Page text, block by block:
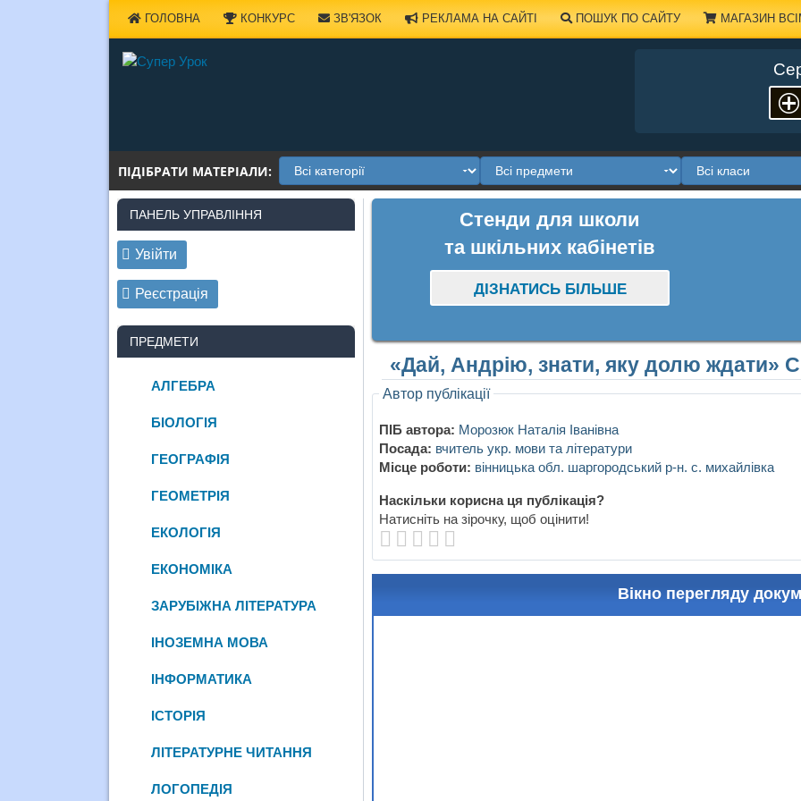
ГОЛОВНА КОНКУРС ЗВ'ЯЗОК РЕКЛАМА НА САЙТІ ПОШУК ПО САЙТУ МАГАЗИН
ПІДІБРАТИ МАТЕРІАЛИ:
Стенди для школи
та шкільних кабінетів
ДІЗНАТИСЬ БІЛЬШЕ
«Дай, Андрію, знати, яку долю ждати»
Автор публікації
ПІБ автора: Морозюк Наталія Іванівна
Посада: вчитель укр. мови та літератури
Місце роботи: вінницька обл. шаргородський р-н. с. михайлівка
Наскільки корисна ця публікація?
Натисніть на зірочку, щоб оцінити!
Вікно перегляду
ПАНЕЛЬ УПРАВЛІННЯ
Увійти
Реєстрація
ПРЕДМЕТИ
АЛГЕБРА
БІОЛОГІЯ
ГЕОГРАФІЯ
ГЕОМЕТРІЯ
ЕКОЛОГІЯ
ЕКОНОМІКА
ЗАРУБІЖНА ЛІТЕРАТУРА
ІНОЗЕМНА МОВА
ІНФОРМАТИКА
ІСТОРІЯ
ЛІТЕРАТУРНЕ ЧИТАННЯ
ЛОГОПЕДІЯ